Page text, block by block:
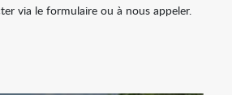
via le formulaire ou à nous appeler.